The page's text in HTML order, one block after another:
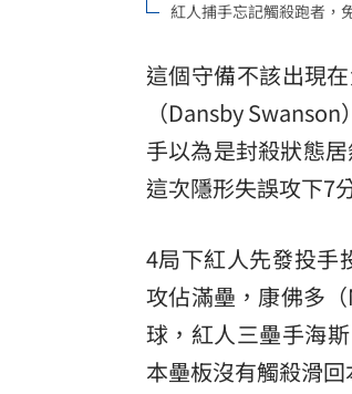
紅人捕手忘記觸殺跑者，
這個守備不該出現在
（Dansby
手以為是封殺狀態
這次隱形失誤攻下7
4局下紅人先發投手
攻佔滿壘，康佛多
球，紅人三壘手海
本壘板沒有觸殺滑